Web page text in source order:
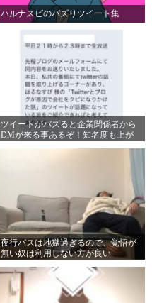
ハルナスビのバズりツイート集
ツイートがバズると企業関係者から
DMが来る事あるぞ！知名度も上が
夜行バスは地獄過ぎるので、覚悟が
無い奴は利用しない方が良い